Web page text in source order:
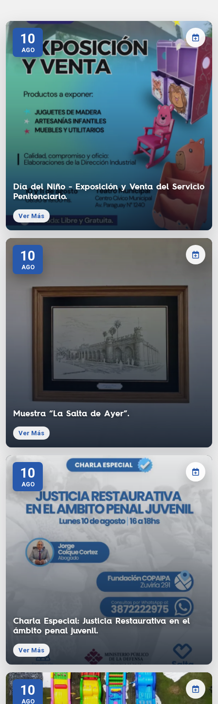
10
AGO
Día del Niño - Exposición y Venta del Servicio
Penitenciario.
Ver Más
10
AGO
Muestra “La Salta de Ayer”.
Ver Más
10
AGO
Charla Especial: Justicia Restaurativa en el
ámbito penal juvenil.
Ver Más
10
AGO